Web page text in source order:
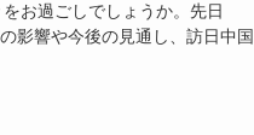
お過ごしでしょうか。先日
影響や今後の見通し、訪日中国